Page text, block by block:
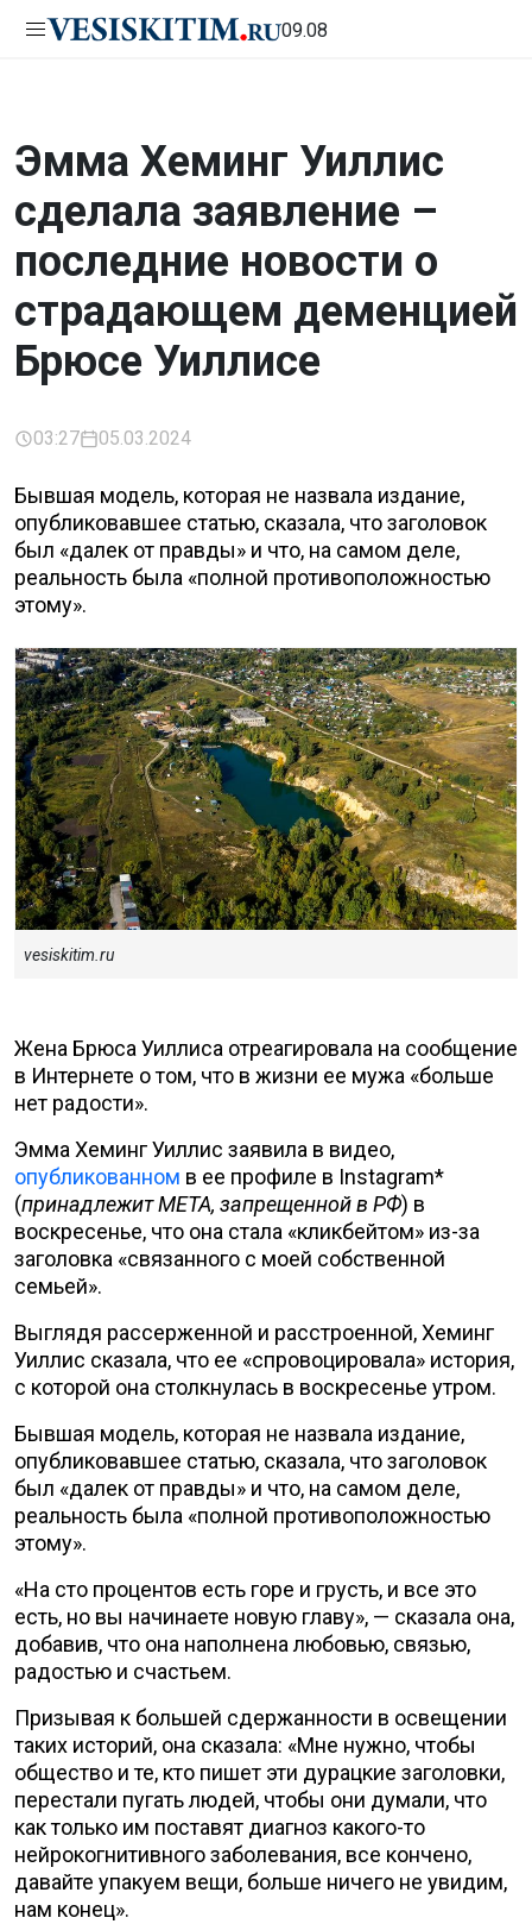
09.08
Эмма Хеминг Уиллис
сделала заявление –
последние новости о
страдающем деменцией
Брюсе Уиллисе
03:27 05.03.2024
Бывшая модель, которая не назвала издание,
опубликовавшее статью, сказала, что заголовок
был «далек от правды» и что, на самом деле,
реальность была «полной противоположностью
этому».
vesiskitim.ru
Жена Брюса Уиллиса отреагировала на сообщение
в Интернете о том, что в жизни ее мужа «больше
нет радости».
Эмма Хеминг Уиллис заявила в видео,
опубликованном в ее профиле в Instagram*
(принадлежит META, запрещенной в РФ) в
воскресенье, что она стала «кликбейтом» из-за
заголовка «связанного с моей собственной
семьей».
Выглядя рассерженной и расстроенной, Хеминг
Уиллис сказала, что ее «спровоцировала» история,
с которой она столкнулась в воскресенье утром.
Бывшая модель, которая не назвала издание,
опубликовавшее статью, сказала, что заголовок
был «далек от правды» и что, на самом деле,
реальность была «полной противоположностью
этому».
«На сто процентов есть горе и грусть, и все это
есть, но вы начинаете новую главу», — сказала она,
добавив, что она наполнена любовью, связью,
радостью и счастьем.
Призывая к большей сдержанности в освещении
таких историй, она сказала: «Мне нужно, чтобы
общество и те, кто пишет эти дурацкие заголовки,
перестали пугать людей, чтобы они думали, что
как только им поставят диагноз какого-то
нейрокогнитивного заболевания, все кончено,
давайте упакуем вещи, больше ничего не увидим,
нам конец».